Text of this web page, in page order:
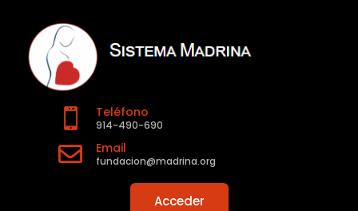
 Teléfono
914-490-690
 Email
fundacion@madrina.org
Acceder